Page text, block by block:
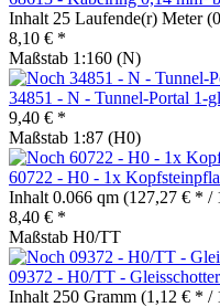
Inhalt 25 Laufende(r) Meter
8,10 € *
Maßstab 1:160 (N)
34851 - N - Tunnel-Portal 1-
9,40 € *
Maßstab 1:87 (H0)
60722 - H0 - 1x
Inhalt 0.066 qm (127,27 € * /
8,40 € *
Maßstab H0/TT
09372 - H0/TT -
Inhalt 250 Gramm (1,12 € * /